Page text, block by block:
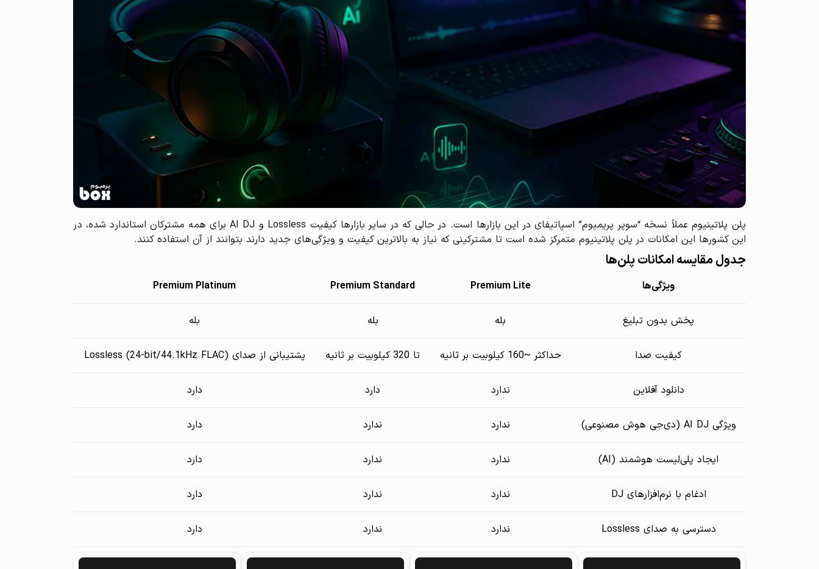
پلن پلاتینیوم عملاً نسخه “سوپر پریمیوم” اسپاتیفای در این بازارها است. در حالی که در سایر بازارها کیفیت Lossless و AI DJ برای همه مشترکان استاندارد شده، در
این کشورها این امکانات در پلن پلاتینیوم متمرکز شده است تا مشترکینی که نیاز به بالاترین کیفیت و ویژگی‌های جدید دارند بتوانند از آن استفاده کنند.
جدول مقایسه امکانات پلن‌ها
ویژگی‌ها Premium Lite
Premium Standard
Premium Platinum
پخش بدون تبلیغ بله بله بله
کیفیت صدا حداکثر ~160 کیلوبیت بر ثانیه تا 320 کیلوبیت بر ثانیه پشتیبانی از صدای Lossless (24-bit/44.1kHz FLAC)
دانلود آفلاین ندارد دارد دارد
ویژگی AI DJ (دی‌جی هوش مصنوعی) ندارد ندارد دارد
ایجاد پلی‌لیست هوشمند (AI) ندارد ندارد دارد
ادغام با نرم‌افزارهای DJ ندارد ندارد دارد
دسترسی به صدای Lossless ندارد ندارد دارد